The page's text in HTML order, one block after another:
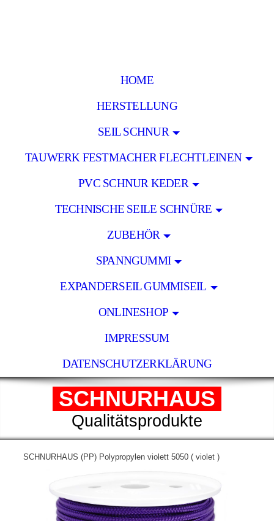
HOME
HERSTELLUNG
SEIL SCHNUR
TAUWERK FESTMACHER FLECHTLEINEN
PVC SCHNUR KEDER
TECHNISCHE SEILE SCHNÜRE
ZUBEHÖR
SPANNGUMMI
EXPANDERSEIL GUMMISEIL
ONLINESHOP
IMPRESSUM
DATENSCHUTZERKLÄRUNG
SCHNURHAUS
Qualitätsprodukte
SCHNURHAUS (PP) Polypropylen violett 5050 ( violet )